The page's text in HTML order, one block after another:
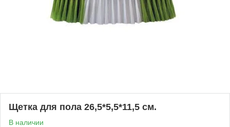
Щетка для пола 26,5*5,5*11,5 см.
В наличии